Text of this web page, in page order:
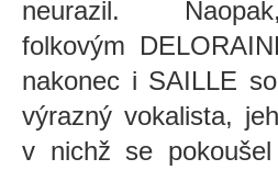
neurazil.
folkovým
nakonec i SAILLE
výrazný vokalista,
v nichž se